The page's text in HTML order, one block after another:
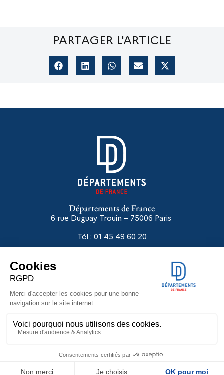
PARTAGER L'ARTICLE
Départements de France
6 rue Duguay Trouin – 75006 Paris
Tél : 01 45 49 60 20
Extranet
IFET
Groupe de Gauche - DF